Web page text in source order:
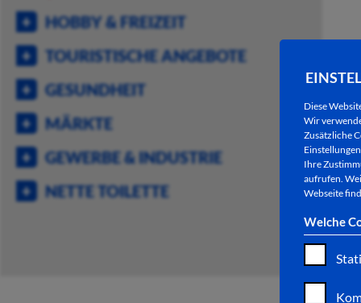
Diese
Wir
Zusätzliche
Ihre
aufrufen.
Webseite
Welche
HOBBY & FREIZEIT
TOURISTISCHE ANGEBOTE
GESUNDHEIT
MÄRKTE
GEWERBE & INDUSTRIE
NETTE TOILETTE